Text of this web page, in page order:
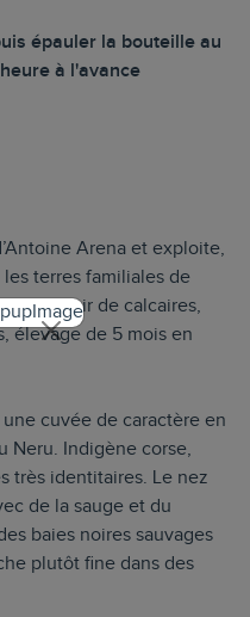
épauler la bouteille au
à l'avance
Arena et exploite,
terres familiales de
un terroir de calcaires,
élevage de 5 mois en
cuvée de caractère en
Neru. Indigène corse,
très identitaires. Le nez
de la sauge et du
baies noires sauvages
plutôt fine dans des